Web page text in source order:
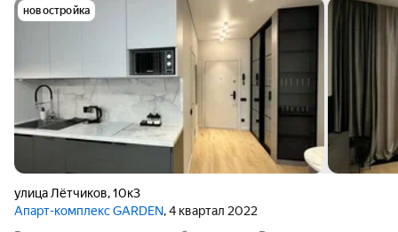
новостройка
улица Лётчиков,10к3
Апарт-комплекс GARDEN, 4 квартал 2022